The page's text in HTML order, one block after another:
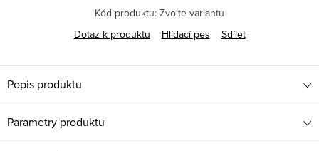
Kód produktu: Zvolte variantu
Dotaz k produktu
Hlídací pes Sdílet
Popis produktu
Parametry produktu